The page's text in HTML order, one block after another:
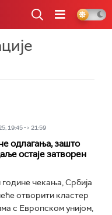
19:45 -> 21:59
одлагања, зашто
остаје затворен
чекања, Србија
отворити кластер
с Европском унијом,